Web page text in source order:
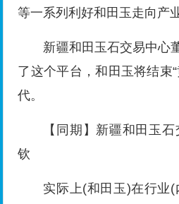
等一系列利好和田玉走向产
新疆和田玉石交易中心
了这个平台，和田玉将结束
代。
【同期】新疆和田玉
钦
实际上(和田玉)在行业